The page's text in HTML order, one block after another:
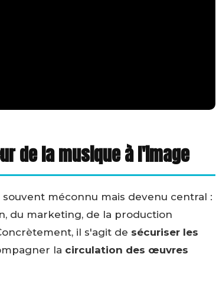
de la musique à l'image
méconnu mais devenu central :
du marketing, de la production
il s'agit de sécuriser les
la circulation des œuvres